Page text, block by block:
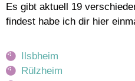
Es gibt aktuell 19
findest habe ich dir hier
Ilsbheim
Rülzheim